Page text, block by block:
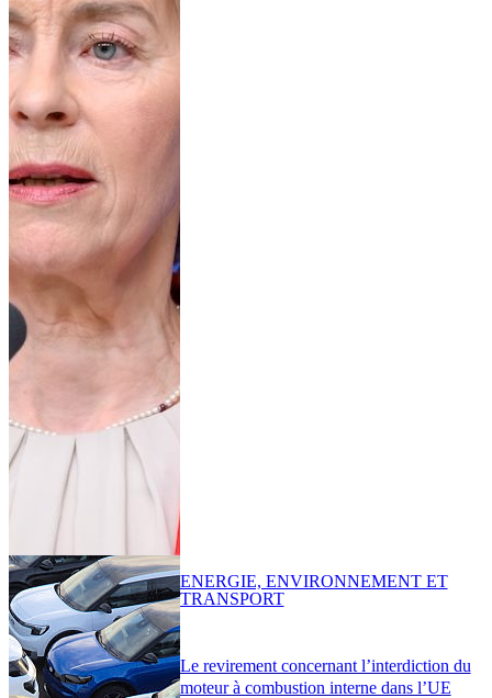
Le revirement concernant l’interdiction du
moteur à combustion interne dans l’UE
ENERGIE, ENVIRONNEMENT ET
TRANSPORT